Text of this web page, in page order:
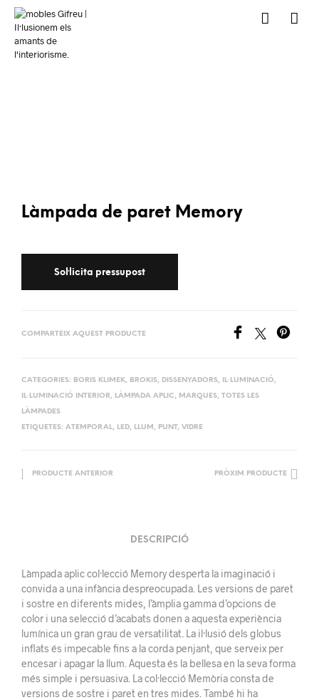
Làmpada de paret Memory
COMPARTEIX AQUEST PRODUCTE
CATEGORIES: BORIS KLIMEK, BROKIS, DISSENYADORS, IL·LUMINACIÓ,
IL·LUMINACIÓ INTERIOR, LÀMPADA APLIC, MARQUES, TOTES LES
LÀMPADES
ETIQUETES: ATEMPORAL, LED, LLUM , PUNT, VIDRE
PRODUCTE ANTERIOR PRÒXIM PRODUCTE
DESCRIPCIÓ
Làmpada aplic col·lecció Memory desperta la imaginació i
convida a una infància despreocupada. Les versions de paret
i sostre en diferents mides, l’àmplia gamma d’opcions de
color i una selecció d’acabats donen a aquesta experiència
lumínica un gran grau de versatilitat. La il·lusió dels globus
inflats és impecable fins a la corda penjant, que serveix per
encesar i apagar la llum. Aquesta és la bellesa en la seva forma
més simple i persuasiva. La col·lecció Memòria consta de
versions de sostre i paret en tres mides. També hi ha